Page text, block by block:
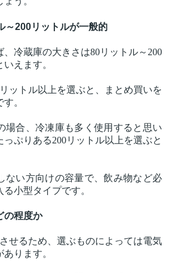
～200リットルが一般的
冷蔵庫の大きさは80リットル～200
えます。
ットル以上を選ぶと、まとめ買いを
。
場合、冷凍庫も多く使用すると思い
っぷりある200リットル以上を選ぶと
ない方向けの容量で、飲み物など必
小型タイプです。
の程度か
せるため、選ぶものによっては電気
ります。